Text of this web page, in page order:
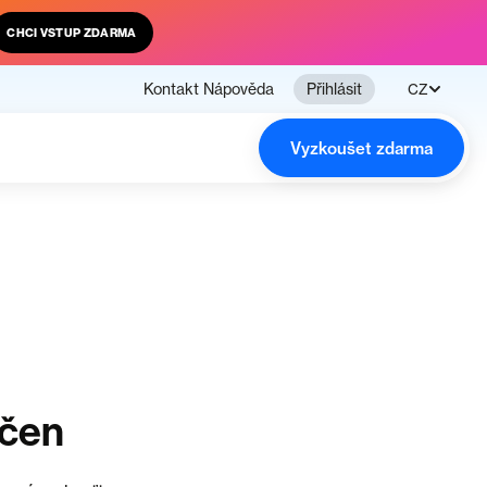
CHCI VSTUP ZDARMA
Kontakt Nápověda Přihlásit CZ
Vyzkoušet zdarma